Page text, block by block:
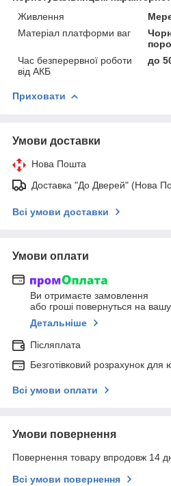
Живлення
Матеріал платформи ваг
Час безперервної роботи
від АКБ
до
Приховати
Умови доставки
Нова Пошта
Доставка "До Дверей" (Нова
Всі умови доставки
Умови оплати
Ви отримаєте замовлення
або гроші повернуться на вашу
Детальніше
Післяплата
Безготівковий розрахунок для
Всі умови оплати
Умови повернення
Повернення товару впродовж 14
Всі умови повернення